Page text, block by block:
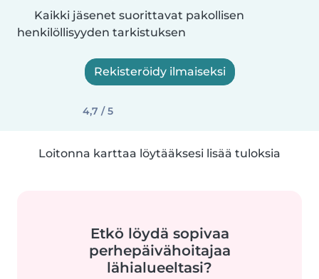
Kaikki jäsenet suorittavat pakollisen
henkilöllisyyden tarkistuksen
Rekisteröidy ilmaiseksi
4,7 / 5
Loitonna karttaa löytääksesi lisää tuloksia
Etkö löydä sopivaa
perhepäivähoitajaa
lähialueeltasi?